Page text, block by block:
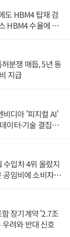
도 HBM4 탑재 검
HBM4 수율에 주
분쟁 매듭, 5년 동
지급
비디아 '피지컬 AI'
이터·기술 결집
수입차 4위 올랐지
공임비에 소비자
장기계약 '2.7조
려와 반대 신호